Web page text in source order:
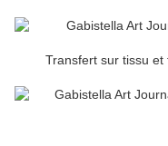
Transfert sur tissu et